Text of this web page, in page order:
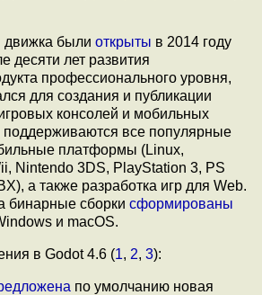
движка были открыты в 2014 году
десяти лет развития
профессионального уровня,
для создания и публикации
консолей и мобильных
поддерживаются все популярные
платформы (Linux,
Nintendo 3DS, PlayStation 3, PS
а также разработка игр для Web.
бинарные сборки сформированы
и macOS.
в Godot 4.6 (1, 2, 3):
по умолчанию новая